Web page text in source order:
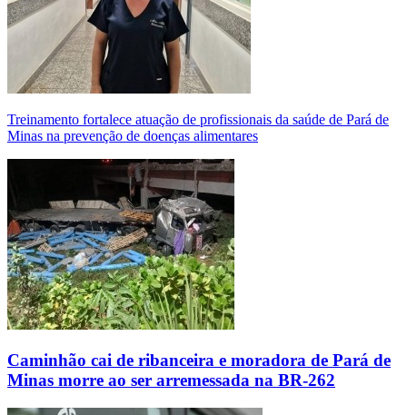
Treinamento fortalece atuação de profissionais da saúde de Pará de
Minas na prevenção de doenças alimentares
Caminhão cai de ribanceira e moradora de Pará de
Minas morre ao ser arremessada na BR-262